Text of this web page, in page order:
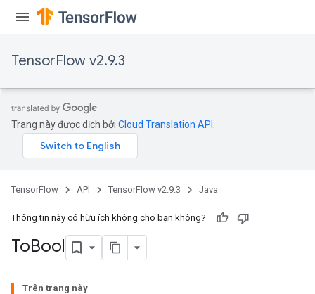
TensorFlow v2.9.3
Trang này được dịch bởi Cloud Translation API
TensorFlow API TensorFlow v2.9.3 Java
Thông tin này có hữu ích không cho bạn không?
ToBool
Trên trang này